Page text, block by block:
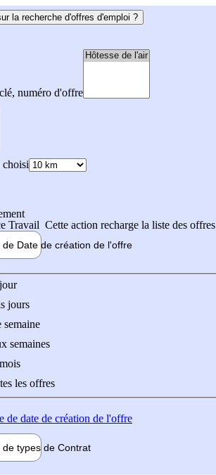
la recherche d'offres d'emploi ?
numéro d'offre
choisi
Travail Cette action recharge la liste des offres
de Date de création de l'offre
de l'offre
jours
semaine
semaines
les offres
de date de création de l'offre
de types de Contrat